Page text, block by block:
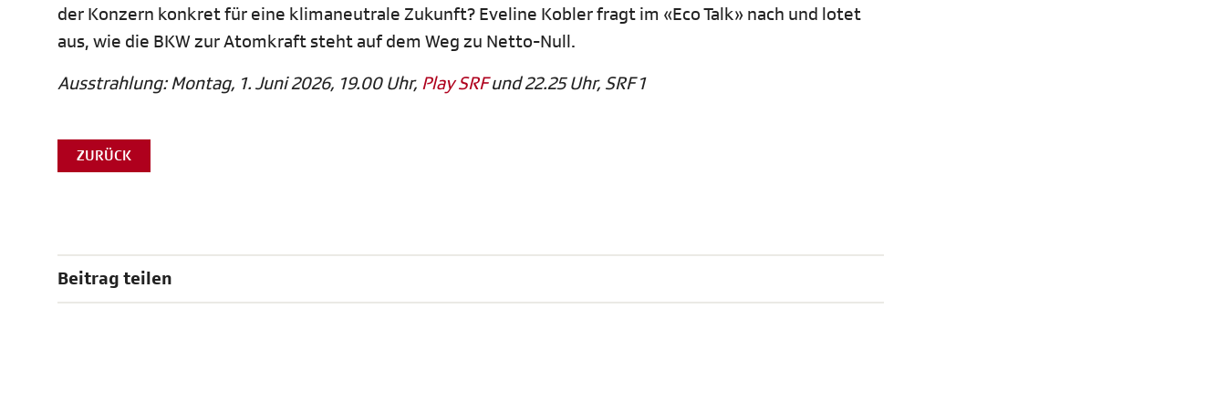
der Konzern konkret für eine klimaneutrale Zukunft? Eveline Kobler fragt im «Eco Talk» nach und lotet
aus, wie die BKW zur Atomkraft steht auf dem Weg zu Netto-Null.
Ausstrahlung: Montag, 1. Juni 2026, 19.00 Uhr, Play SRFund 22.25 Uhr, SRF 1
ZURÜCK
Beitrag teilen